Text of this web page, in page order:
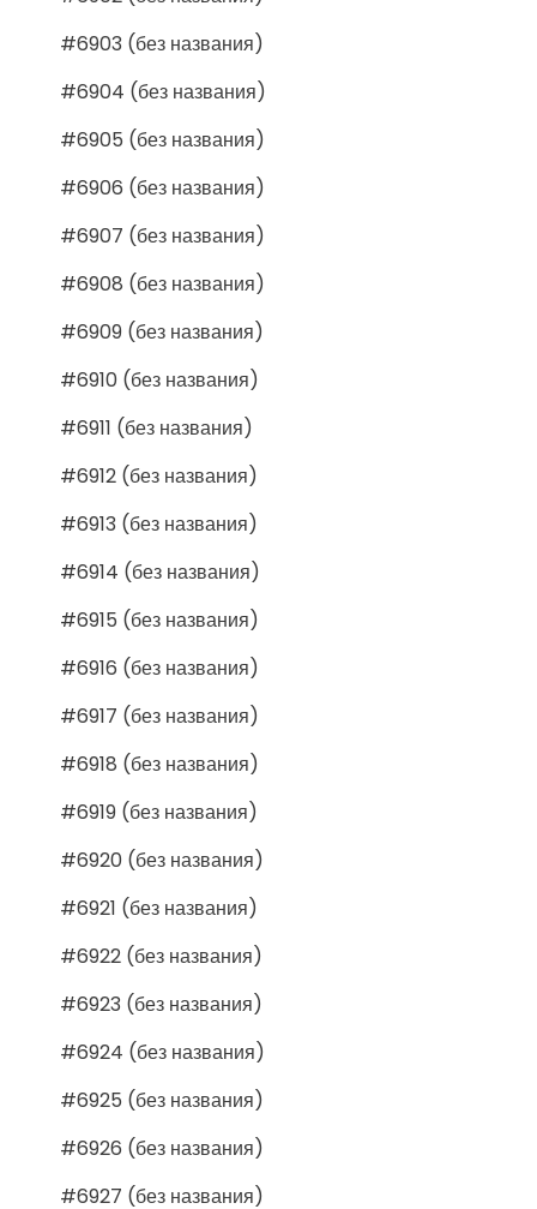
#6903 (без названия)
#6904 (без названия)
#6905 (без названия)
#6906 (без названия)
#6907 (без названия)
#6908 (без названия)
#6909 (без названия)
#6910 (без названия)
#6911 (без названия)
#6912 (без названия)
#6913 (без названия)
#6914 (без названия)
#6915 (без названия)
#6916 (без названия)
#6917 (без названия)
#6918 (без названия)
#6919 (без названия)
#6920 (без названия)
#6921 (без названия)
#6922 (без названия)
#6923 (без названия)
#6924 (без названия)
#6925 (без названия)
#6926 (без названия)
#6927 (без названия)